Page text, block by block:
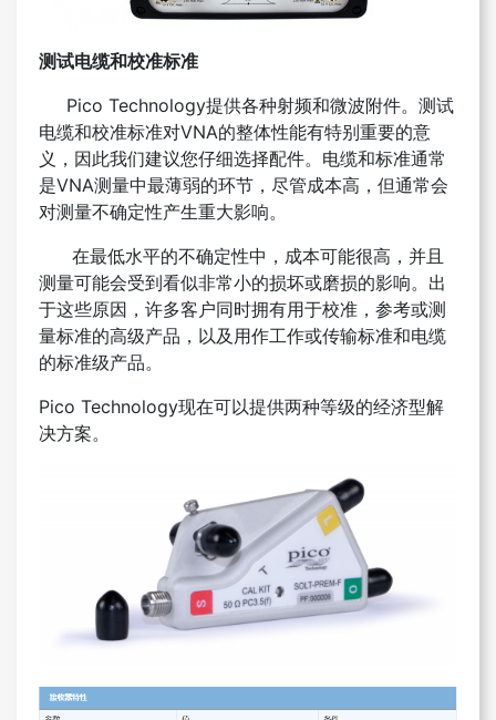
测试电缆和校准标准
Pico Technology提供各种射频和微波附件。测试
电缆和校准标准对VNA的整体性能有特别重要的意
义，因此我们建议您仔细选择配件。电缆和标准通常
是VNA测量中最薄弱的环节，尽管成本高，但通常会
对测量不确定性产生重大影响。
在最低水平的不确定性中，成本可能很高，并且
测量可能会受到看似非常小的损坏或磨损的影响。出
于这些原因，许多客户同时拥有用于校准，参考或测
量标准的高级产品，以及用作工作或传输标准和电缆
的标准级产品。
Pico Technology现在可以提供两种等级的经济型解
决方案。